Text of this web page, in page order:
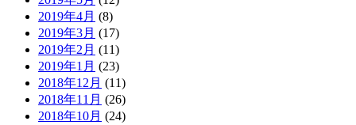
2019年4月 (8)
2019年3月 (17)
2019年2月 (11)
2019年1月 (23)
2018年12月 (11)
2018年11月 (26)
2018年10月 (24)